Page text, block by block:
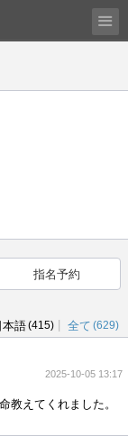
指名予約
本語(415) 全て (629)
2025-10-05 13:17
教えてくれました。